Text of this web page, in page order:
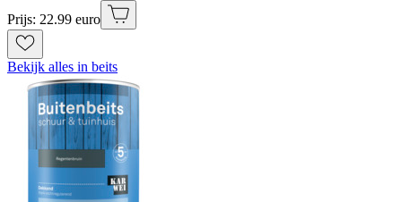
Prijs: 22.99 euro
Bekijk alles in beits